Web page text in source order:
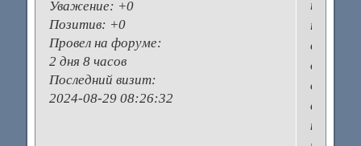
Уважение: +0
Позитив: +0
Провел на форуме:
2 дня 8 часов
Последний визит:
2024-08-29 08:26:32
по
всего
для
детей